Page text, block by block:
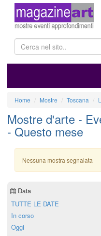
Home Mostre Toscana
Mostre d'arte -
- Questo mese
Nessuna mostra segnalata
Data
TUTTE LE DATE
In corso
Oggi